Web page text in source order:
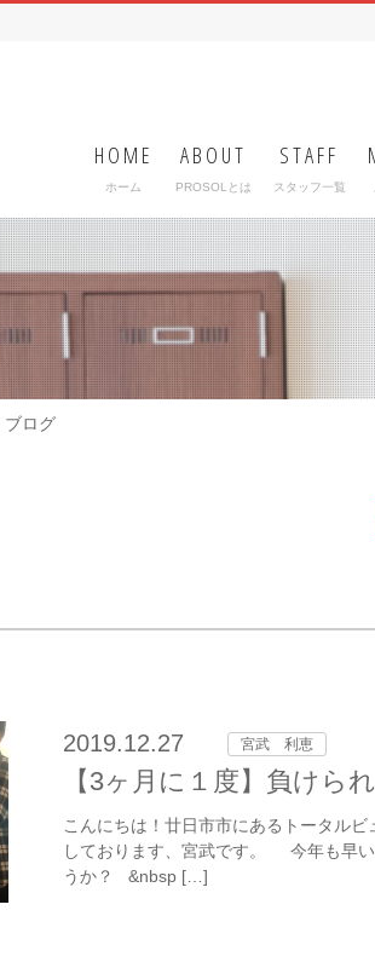
HOME
ホーム
ABOUT
PROSOLとは
STAFF
スタッフ一覧
ブログ
2019.12.27 宮武 利恵
【3ヶ月に１度】負けら
こんにちは！廿日市市にあるトータル
しております、宮武です。 今年も早
うか？ &nbsp […]